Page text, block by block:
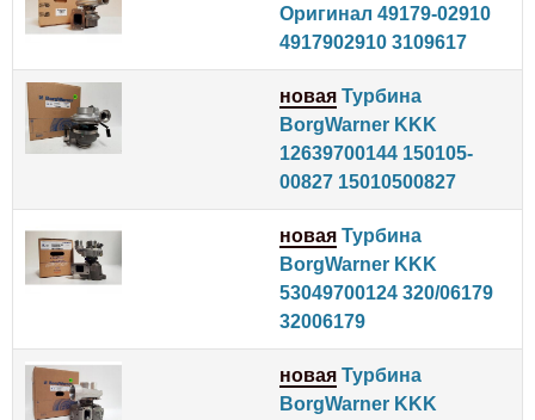
Оригинал 49179-02910
4917902910 3109617
новая Турбина
BorgWarner KKK
12639700144 150105-
00827 15010500827
новая Турбина
BorgWarner KKK
53049700124 320/06179
32006179
новая Турбина
BorgWarner KKK